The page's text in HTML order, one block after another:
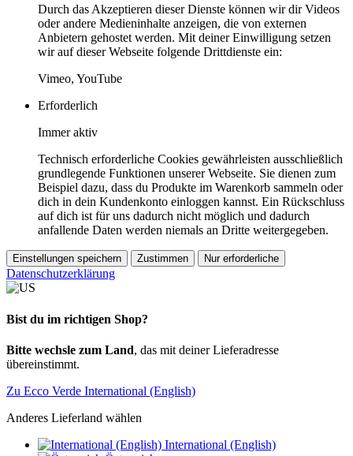
Durch das Akzeptieren dieser Dienste können wir dir Videos
oder andere Medieninhalte anzeigen, die von externen
Anbietern gehostet werden. Mit deiner Einwilligung setzen
wir auf dieser Webseite folgende Drittdienste ein:
Vimeo, YouTube
Erforderlich
Immer aktiv
Technisch erforderliche Cookies gewährleisten ausschließlich
grundlegende Funktionen unserer Webseite. Sie dienen zum
Beispiel dazu, dass du Produkte im Warenkorb sammeln oder
dich in dein Kundenkonto einloggen kannst. Ein Rückschluss
auf dich ist für uns dadurch nicht möglich und dadurch
anfallende Daten werden niemals an Dritte weitergegeben.
Einstellungen speichern Zustimmen Nur erforderliche
Datenschutzerklärung
Bist du im richtigen Shop?
Bitte wechsle zum Land, das mit deiner Lieferadresse
übereinstimmt.
Zu Ecco Verde International (English)
Anderes Lieferland wählen
International (English)